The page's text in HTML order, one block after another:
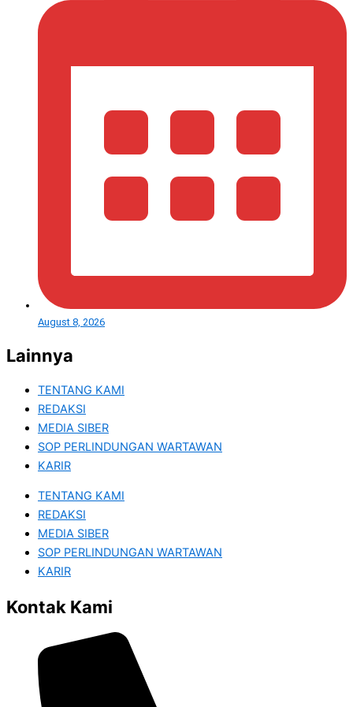
August 8, 2026
Lainnya
TENTANG KAMI
REDAKSI
MEDIA SIBER
SOP PERLINDUNGAN WARTAWAN
KARIR
TENTANG KAMI
REDAKSI
MEDIA SIBER
SOP PERLINDUNGAN WARTAWAN
KARIR
Kontak Kami